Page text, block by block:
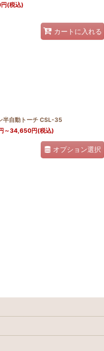
円(税込)
カートに入れる
半自動トーチ CSL-35
～34,650円(税込)
オプション選択